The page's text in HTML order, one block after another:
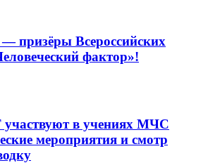
призёры Всероссийских
фактор»!
в учениях МЧС
мероприятия и смотр